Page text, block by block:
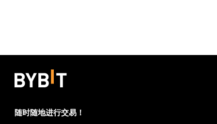
随时随地进行交易！